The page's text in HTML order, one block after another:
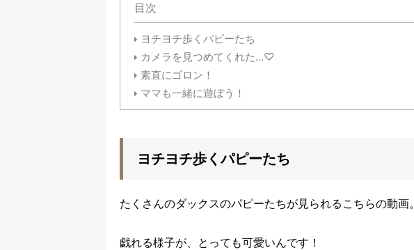
目次
ヨチヨチ歩くパピーたち
カメラを見つめてくれた…♡
素直にゴロン！
ママも一緒に遊ぼう！
ヨチヨチ歩くパピーたち
たくさんのダックスのパピーたちが見られるこちらの動画。
戯れる様子が、とっても可愛いんです！